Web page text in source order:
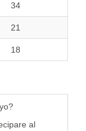
34
21
18
al